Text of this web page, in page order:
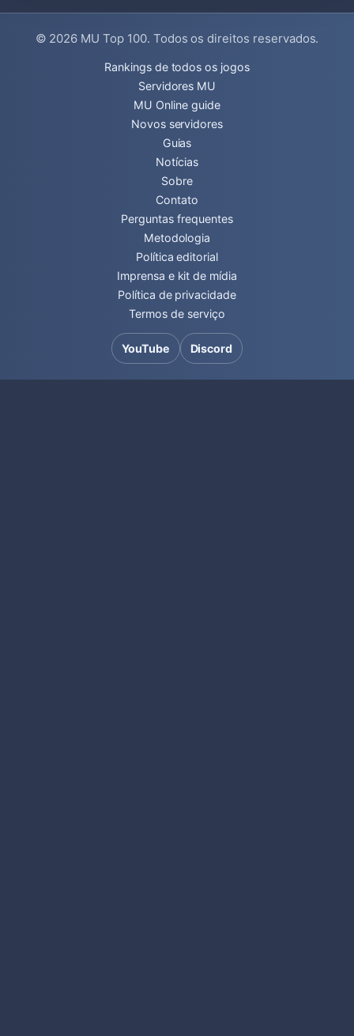
© 2026 MU Top 100. Todos os direitos reservados.
Rankings de todos os jogos
Servidores MU
MU Online guide
Novos servidores
Guias
Notícias
Sobre
Contato
Perguntas frequentes
Metodologia
Política editorial
Imprensa e kit de mídia
Política de privacidade
Termos de serviço
YouTube Discord